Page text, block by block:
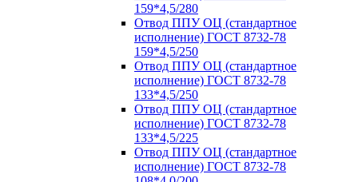
159*4,5/280
Отвод ППУ ОЦ (стандартное
исполнение) ГОСТ 8732-78
159*4,5/250
Отвод ППУ ОЦ (стандартное
исполнение) ГОСТ 8732-78
133*4,5/250
Отвод ППУ ОЦ (стандартное
исполнение) ГОСТ 8732-78
133*4,5/225
Отвод ППУ ОЦ (стандартное
исполнение) ГОСТ 8732-78